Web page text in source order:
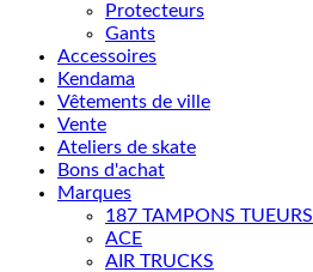
Protecteurs
Gants
Accessoires
Kendama
Vêtements de ville
Vente
Ateliers de skate
Bons d'achat
Marques
187 TAMPONS TUEURS
ACE
AIR TRUCKS